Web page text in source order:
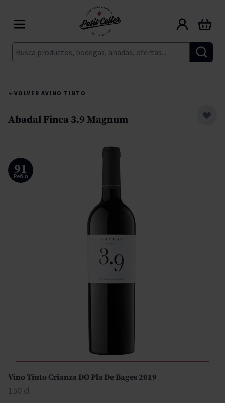
Buscar
Carrito
VOLVER AVINO TINTO
Abadal Finca 3.9 Magnum
Peñín
91
Vino Tinto Crianza DO Pla De Bages 2019
150 cl